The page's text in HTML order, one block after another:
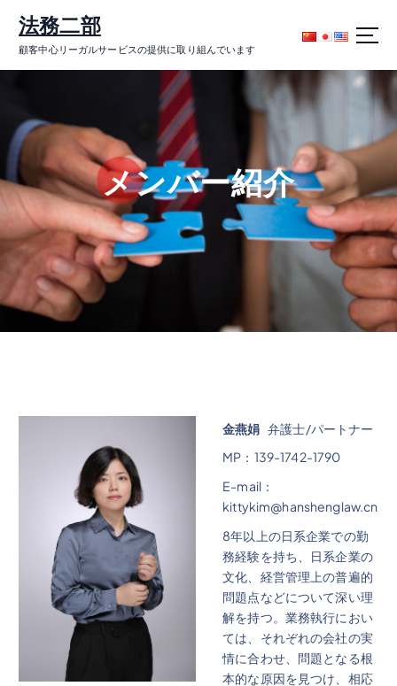
ン
キ
プ
法務二部
顧客中心リーガルサービスの提供に取り組んでいます
メンバー紹介
金燕娟 弁護士/パートナー
MP：139-1742-1790
E-mail：
kittykim@hanshenglaw.cn
8年以上の日系企業での勤
務経験を持ち、日系企業の
文化、経営管理上の普遍的
問題点などについて深い理
解を持つ。業務執行におい
ては、それぞれの会社の実
情に合わせ、問題となる根
本的な原因を見つけ、相応